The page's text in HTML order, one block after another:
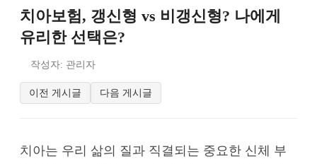
치아보험, 갱신형 vs 비갱신형? 나에게
유리한 선택은?
작성자: 관리자
이전 게시글 다음 게시글
치아는 우리 삶의 질과 직결되는 중요한 신체 부